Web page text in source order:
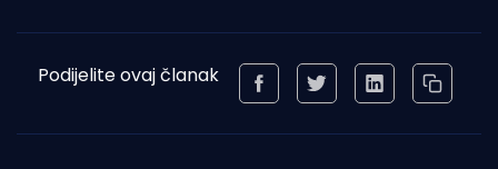
Podijelite ovaj članak